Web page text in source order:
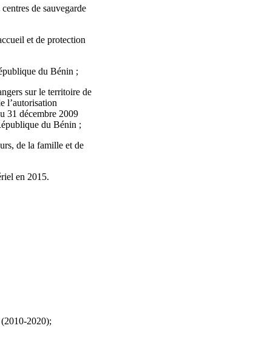
de sauvegarde
et de protection
du Bénin ;
sur le territoire de
l’autorisation
31 décembre 2009
du Bénin ;
de la famille et de
en 2015.
2020);